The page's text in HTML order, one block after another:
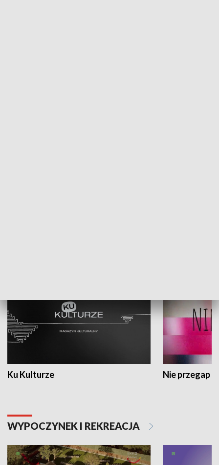
Ku Kulturze Nie przegap
WYPOCZYNEK I REKREACJA